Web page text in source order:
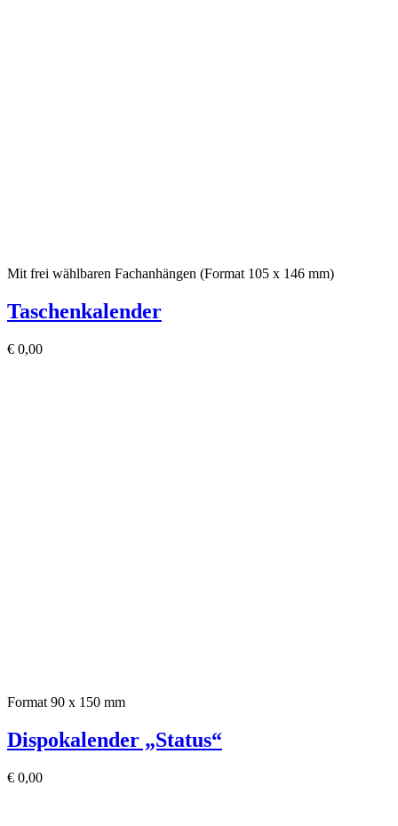
Mit frei wählbaren Fachanhängen (Format 105 x 146 mm)
Taschenkalender
€ 0,00
Format 90 x 150 mm
Dispokalender „Status“
€ 0,00